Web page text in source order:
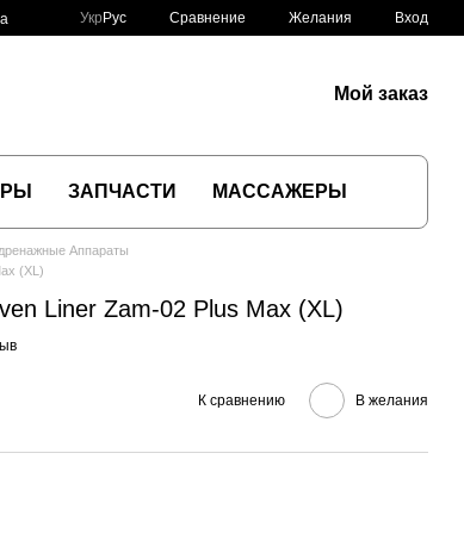
Укр Рус Сравнение Желания Вход
Мой заказ
ЗАПЧАСТИ МАССАЖЕРЫ
Аппараты
(XL)
Liner Zam-02 Plus Max (XL)
К сравнению В желания